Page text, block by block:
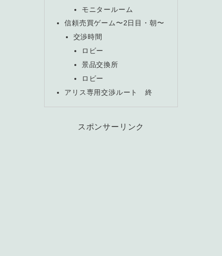
モニタールーム
信頼売買ゲーム〜2日目・朝〜
交渉時間
ロビー
景品交換所
ロビー
アリス専用交渉ルート 終
スポンサーリンク